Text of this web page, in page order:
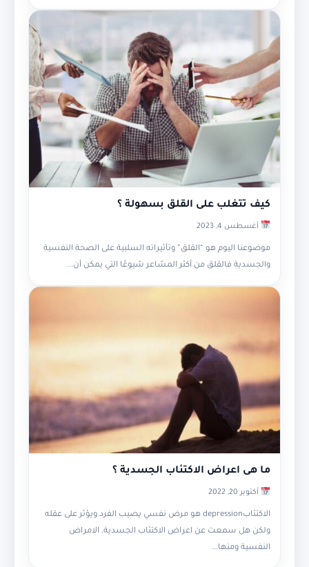
كيف تتغلب على القلق بسهولة ؟
أغسطس 4, 2023
موضوعنا اليوم هو “القلق” وتأثيراته السلبية على الصحة النفسية
والجسدية فالقلق من أكثر المشاعر شيوعًا التي يمكن أن...
ما هى اعراض الاكتئاب الجسدية ؟
أكتوبر 20, 2022
الاكتئابdepression هو مرض نفسي يصيب الفرد ويؤثر على عقله
ولكن هل سمعت عن اعراض الاكتئاب الجسدية, الامراض
النفسية ومنها...